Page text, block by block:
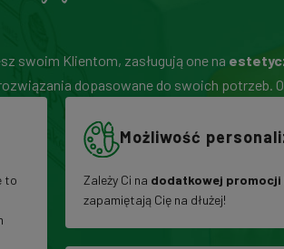
swoim Klientom, zasługują one na
dopasowane do swoich
to
Możliwość
Zależy Ci na dodatkowej promocji
zapamiętają Cię na dłużej!